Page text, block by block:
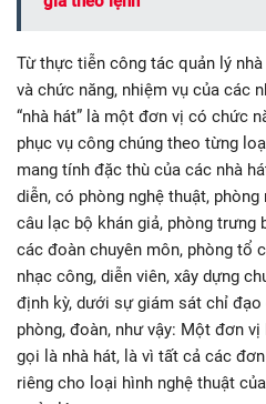
Từ thực tiễn công tác quản lý
và chức năng, nhiệm vụ của các
“nhà hát” là một đơn vị có chức
phục vụ công chúng theo từng
mang tính đặc thù của các nhà
diễn, có phòng nghệ thuật,
câu lạc bộ khán giả, phòng trưng
các đoàn chuyên môn, phòng tổ
nhạc công, diễn viên, xây dựng
định kỳ, dưới sự giám sát chỉ
phòng, đoàn, như vậy: Một đơn
gọi là nhà hát, là vì tất cả các
riêng cho loại hình nghệ thuật